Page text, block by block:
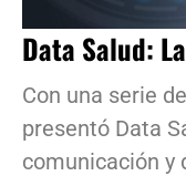
Data Salud:
Con una serie
presentó Data
comunicación y